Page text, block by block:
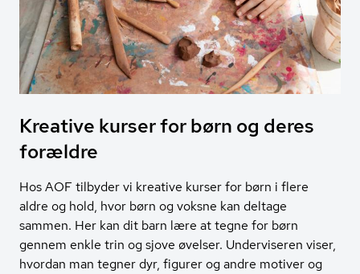
Kreative kurser for børn og deres
forældre
Hos AOF tilbyder vi kreative kurser for børn i flere
aldre og hold, hvor børn og voksne kan deltage
sammen. Her kan dit barn lære at tegne for børn
gennem enkle trin og sjove øvelser. Underviseren viser,
hvordan man tegner dyr, figurer og andre motiver og